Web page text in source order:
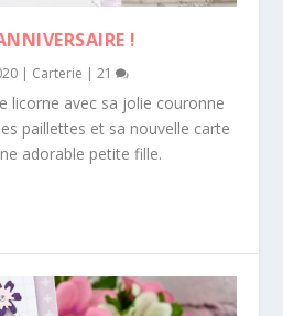
!
| Carterie |21
licorne avec sa jolie couronne
paillettes et sa nouvelle carte
adorable petite fille.